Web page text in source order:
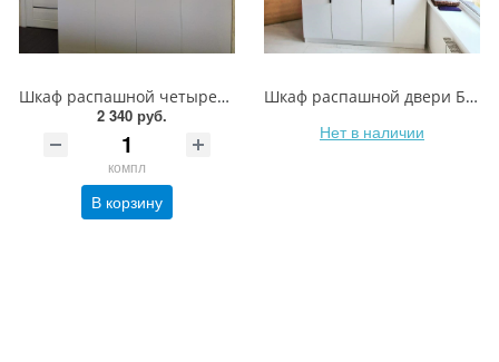
Шкаф распашной четырехстворчатый с фасадами EVOGLOSS
2 340 руб.
компл
В корзину
Шкаф распашной двери Белый Альпийский EGGER с установкой
Нет в наличии